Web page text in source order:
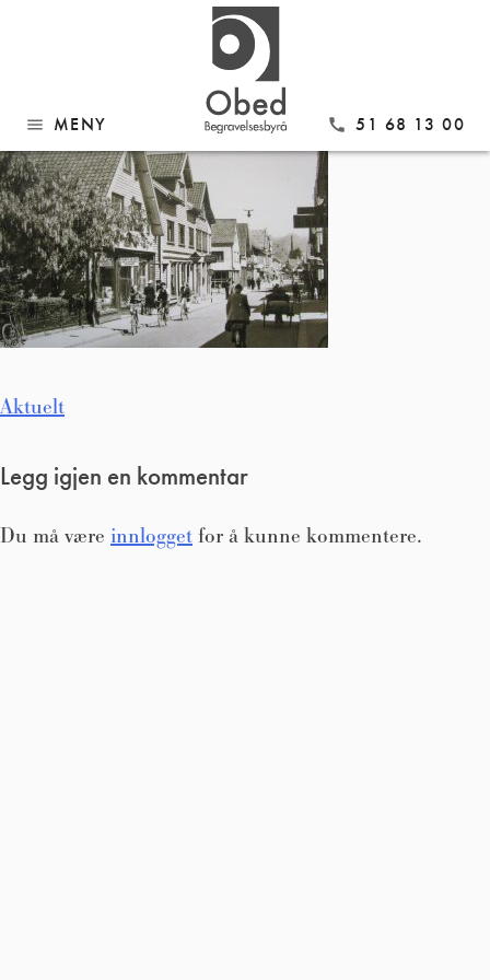
menu MENY call 51 68 13 00
Beyers trykkeri
Innleggsnavigasjon
Aktuelt
Legg igjen en kommentar
Du må være innlogget for å kunne kommentere.